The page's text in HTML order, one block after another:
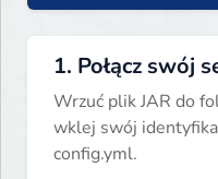
1. Połącz swój
Wrzuć plik JAR do
wklej swój
config.yml.